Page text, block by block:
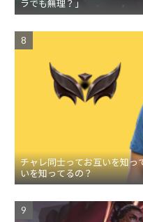
ラでも無理？」
チャレ同士ってお互いを知っ
いを知ってるの？